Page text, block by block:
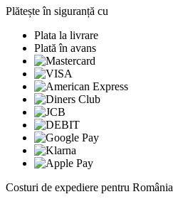
Plătește în siguranță cu
Plata la livrare
Plată în avans
Costuri de expediere pentru România